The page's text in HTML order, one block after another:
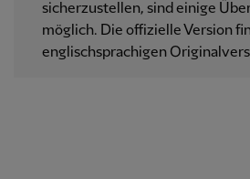
sicherzustellen, sind einige
möglich. Die offizielle Version
englischsprachigen